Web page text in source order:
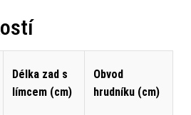
Délka zad s
límcem (cm)
Obvod
hrudníku (cm)